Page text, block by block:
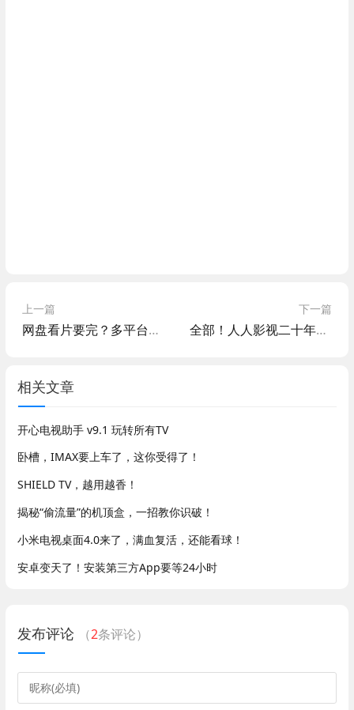
上一篇
网盘看片要完？多平台呼吁打击网盘影视盗版
下一篇
全部！人人影视二十年数据开源分享
相关文章
开心电视助手 v9.1 玩转所有TV
卧槽，IMAX要上车了，这你受得了！
SHIELD TV，越用越香！
揭秘“偷流量”的机顶盒，一招教你识破！
小米电视桌面4.0来了，满血复活，还能看球！
安卓变天了！安装第三方App要等24小时
发布评论 （2条评论）